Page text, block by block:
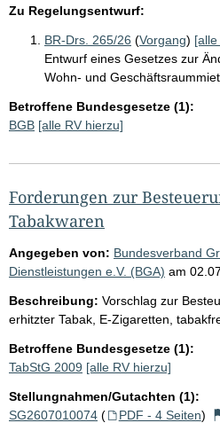
Zu Regelungsentwurf:
BR-Drs. 265/26 (Vorgang)
Entwurf eines Gesetzes zur
Wohn- und
Betroffene Bundesgesetze (1):
BGB [alle RV hierzu]
Forderungen zur
Tabakwaren
Angegeben von: Bundesverband
Dienstleistungen e.V. (BGA) am
Beschreibung: Vorschlag zur
erhitzter Tabak, E-Zigaretten,
Betroffene Bundesgesetze (1):
TabStG 2009 [alle RV hierzu]
Stellungnahmen/Gutachten (1):
SG2607010074 ( PDF - 4 Seiten)